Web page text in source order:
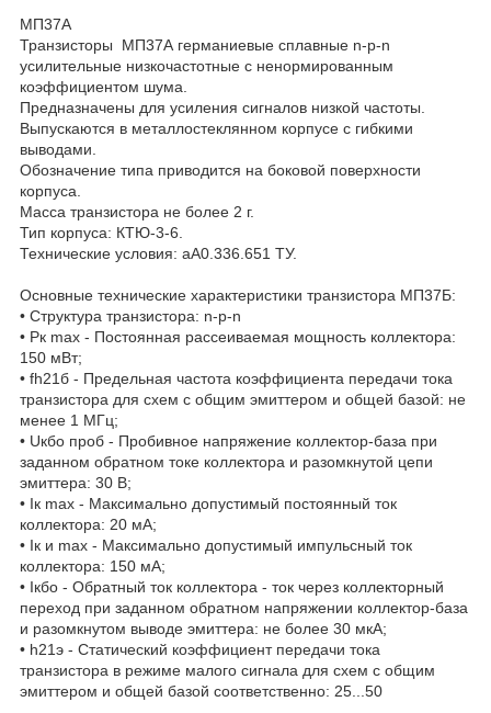
МП37А
Транзисторы МП37А германиевые сплавные n-p-n
усилительные низкочастотные с ненормированным
коэффициентом шума.
Предназначены для усиления сигналов низкой частоты.
Выпускаются в металлостеклянном корпусе с гибкими
выводами.
Обозначение типа приводится на боковой поверхности
корпуса.
Масса транзистора не более 2 г.
Тип корпуса: КТЮ-3-6.
Технические условия: аА0.336.651 ТУ.
Основные технические характеристики транзистора МП37Б:
• Структура транзистора: n-p-n
• Рк max - Постоянная рассеиваемая мощность коллектора:
150 мВт;
• fh21б - Предельная частота коэффициента передачи тока
транзистора для схем с общим эмиттером и общей базой: не
менее 1 МГц;
• Uкбо проб - Пробивное напряжение коллектор-база при
заданном обратном токе коллектора и разомкнутой цепи
эмиттера: 30 В;
• Iк max - Максимально допустимый постоянный ток
коллектора: 20 мА;
• Iк и max - Максимально допустимый импульсный ток
коллектора: 150 мА;
• Iкбо - Обратный ток коллектора - ток через коллекторный
переход при заданном обратном напряжении коллектор-база
и разомкнутом выводе эмиттера: не более 30 мкА;
• h21э - Статический коэффициент передачи тока
транзистора в режиме малого сигнала для схем с общим
эмиттером и общей базой соответственно: 25...50